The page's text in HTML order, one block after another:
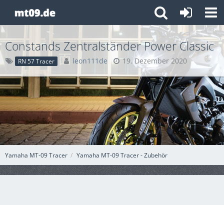
Yamaha MT-09 Tracer Yamaha MT-09 Tracer - Zubehör
Constands Zentralständer Power Classic
RN 57 Tracer leon111de 19. Dezember 2020